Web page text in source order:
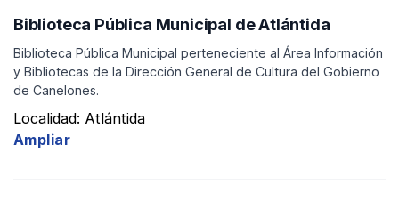
Biblioteca Pública Municipal de Atlántida
Biblioteca Pública Municipal perteneciente al Área Información
y Bibliotecas de la Dirección General de Cultura del Gobierno
de Canelones.
Localidad: Atlántida
Ampliar